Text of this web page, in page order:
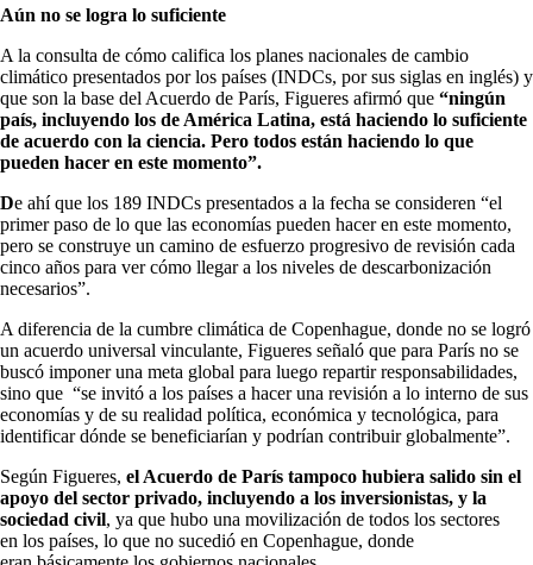
Aún no se logra lo suficiente
A la consulta de cómo califica los planes nacionales de cambio
climático presentados por los países (INDCs, por sus siglas en inglés) y
que son la base del Acuerdo de París, Figueres afirmó que “ningún
país, incluyendo los de América Latina, está haciendo lo suficiente
de acuerdo con la ciencia. Pero todos están haciendo lo que
pueden hacer en este momento”.
De ahí que los 189 INDCs presentados a la fecha se consideren “el
primer paso de lo que las economías pueden hacer en este momento,
pero se construye un camino de esfuerzo progresivo de revisión cada
cinco años para ver cómo llegar a los niveles de descarbonización
necesarios”.
A diferencia de la cumbre climática de Copenhague, donde no se logró
un acuerdo universal vinculante, Figueres señaló que para París no se
buscó imponer una meta global para luego repartir responsabilidades,
sino que “se invitó a los países a hacer una revisión a lo interno de sus
economías y de su realidad política, económica y tecnológica, para
identificar dónde se beneficiarían y podrían contribuir globalmente”.
Según Figueres, el Acuerdo de París tampoco hubiera salido sin el
apoyo del sector privado, incluyendo a los inversionistas, y la
sociedad civil, ya que hubo una movilización de todos los sectores
en los países, lo que no sucedió en Copenhague, donde